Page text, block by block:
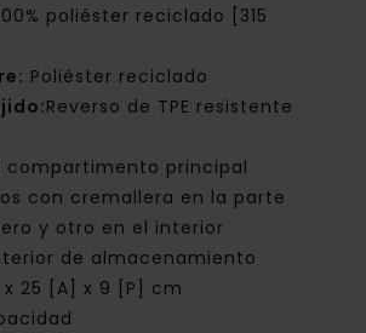
poliéster reciclado [315
Poliéster reciclado
Reverso de TPE resistente
compartimento principal
con cremallera en la parte
y otro en el interior
de almacenamiento
x 25 [A] x 9 [P] cm